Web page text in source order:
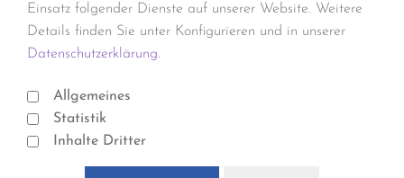
Einsatz folgender Dienste auf unserer Website. Weitere
Details finden Sie unter Konfigurieren und in unserer
Datenschutzerklärung.
Allgemeines
Statistik
Inhalte Dritter